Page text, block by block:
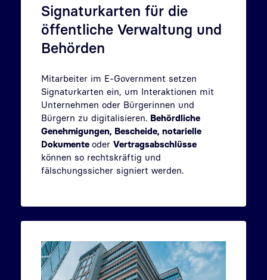
Signaturkarten für die
öffentliche Verwaltung und
Behörden
Mitarbeiter im E-Government setzen
Signaturkarten ein, um Interaktionen mit
Unternehmen oder Bürgerinnen und
Bürgern zu digitalisieren. Behördliche
Genehmigungen, Bescheide, notarielle
Dokumente oder Vertragsabschlüsse
können so rechtskräftig und
fälschungssicher signiert werden.